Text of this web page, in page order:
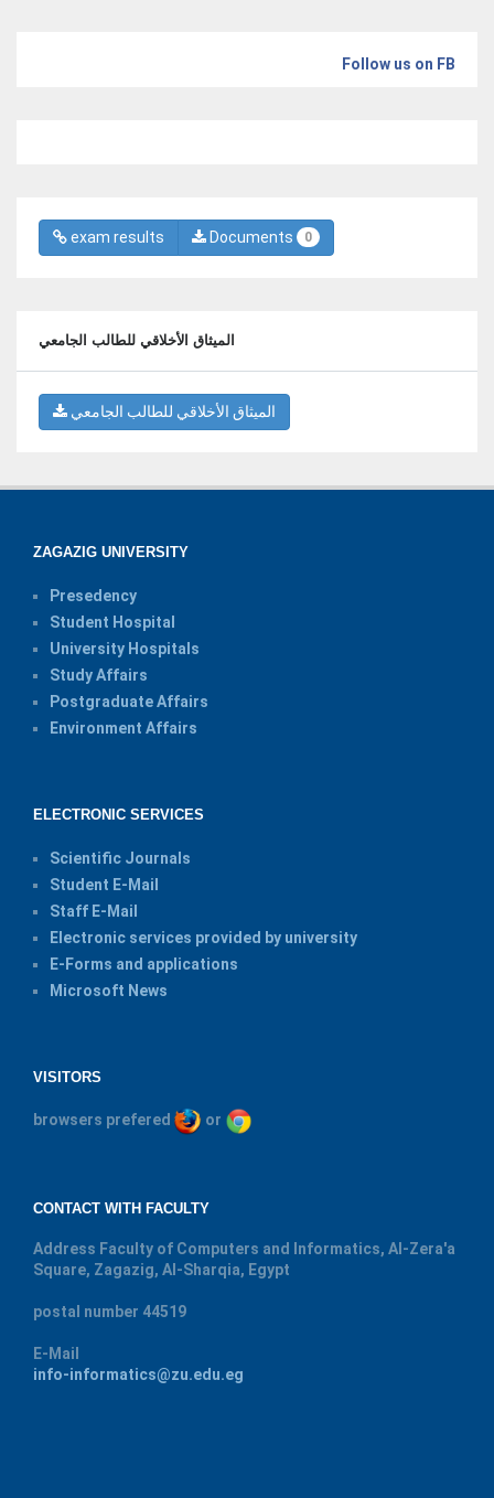
Follow us on FB
exam results Documents 0
الميثاق الأخلاقي للطالب الجامعي
الميثاق الأخلاقي للطالب الجامعي
ZAGAZIG UNIVERSITY
Presedency
Student Hospital
University Hospitals
Study Affairs
Postgraduate Affairs
Environment Affairs
ELECTRONIC SERVICES
Scientific Journals
Student E-Mail
Staff E-Mail
Electronic services provided by university
E-Forms and applications
Microsoft News
VISITORS
browsers prefered or
CONTACT WITH FACULTY
Address Faculty of Computers and Informatics, Al-Zera'a
Square, Zagazig, Al-Sharqia, Egypt
postal number 44519
E-Mail
info-informatics@zu.edu.eg